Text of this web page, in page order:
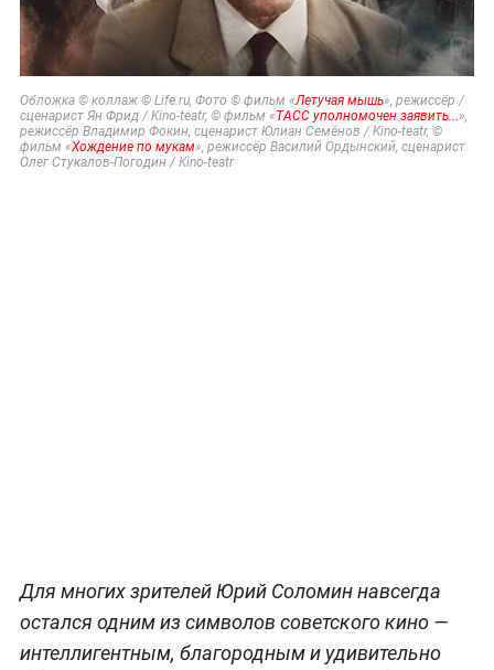
Обложка © коллаж © Life.ru, Фото © фильм «Летучая мышь», режиссёр /
сценарист Ян Фрид / Kino-teatr, © фильм «ТАСС уполномочен заявить...»,
режиссёр Владимир Фокин, сценарист Юлиан Семёнов / Kino-teatr, ©
фильм «Хождение по мукам», режиссёр Василий Ордынский, сценарист
Олег Стукалов-Погодин / Kino-teatr
Для многих зрителей Юрий Соломин навсегда
остался одним из символов советского кино —
интеллигентным, благородным и удивительно